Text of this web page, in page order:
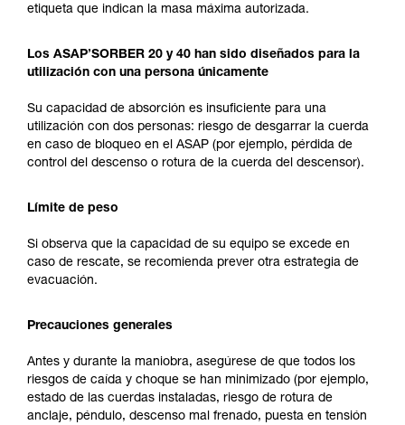
etiqueta que indican la masa máxima autorizada.
Los ASAP’SORBER 20 y 40 han sido diseñados para la
utilización con una persona únicamente
Su capacidad de absorción es insuficiente para una
utilización con dos personas: riesgo de desgarrar la cuerda
en caso de bloqueo en el ASAP (por ejemplo, pérdida de
control del descenso o rotura de la cuerda del descensor).
Límite de peso
Si observa que la capacidad de su equipo se excede en
caso de rescate, se recomienda prever otra estrategia de
evacuación.
Precauciones generales
Antes y durante la maniobra, asegúrese de que todos los
riesgos de caída y choque se han minimizado (por ejemplo,
estado de las cuerdas instaladas, riesgo de rotura de
anclaje, péndulo, descenso mal frenado, puesta en tensión